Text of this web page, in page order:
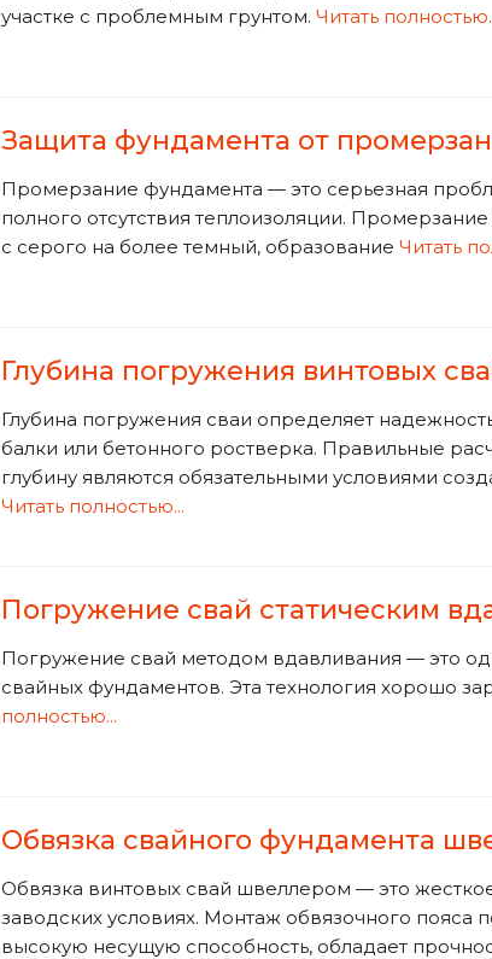
участке с проблемным грунтом. Читать
Защита фундамента от
Промерзание фундамента — это серьезная
полного отсутствия теплоизоляции.
с серого на более темный, образование Читать
Глубина погружения винтовых
Глубина погружения сваи определяет
балки или бетонного ростверка. Правильные
глубину являются обязательными условиями
Читать полностью...
Погружение свай статическим
Погружение свай методом вдавливания — это
свайных фундаментов. Эта технология хорошо
полностью...
Обвязка свайного фундамента
Обвязка винтовых свай швеллером — это
заводских условиях. Монтаж обвязочного пояса
высокую несущую способность, обладает